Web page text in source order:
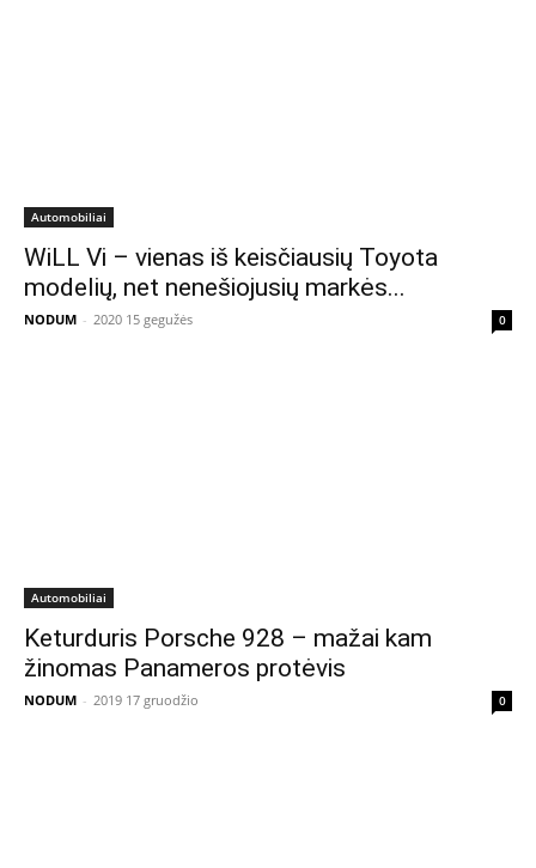
Automobiliai
WiLL Vi – vienas iš keisčiausių Toyota
modelių, net nenešiojusių markės...
NODUM - 2020 15 gegužės 0
Automobiliai
Keturduris Porsche 928 – mažai kam
žinomas Panameros protėvis
NODUM - 2019 17 gruodžio 0